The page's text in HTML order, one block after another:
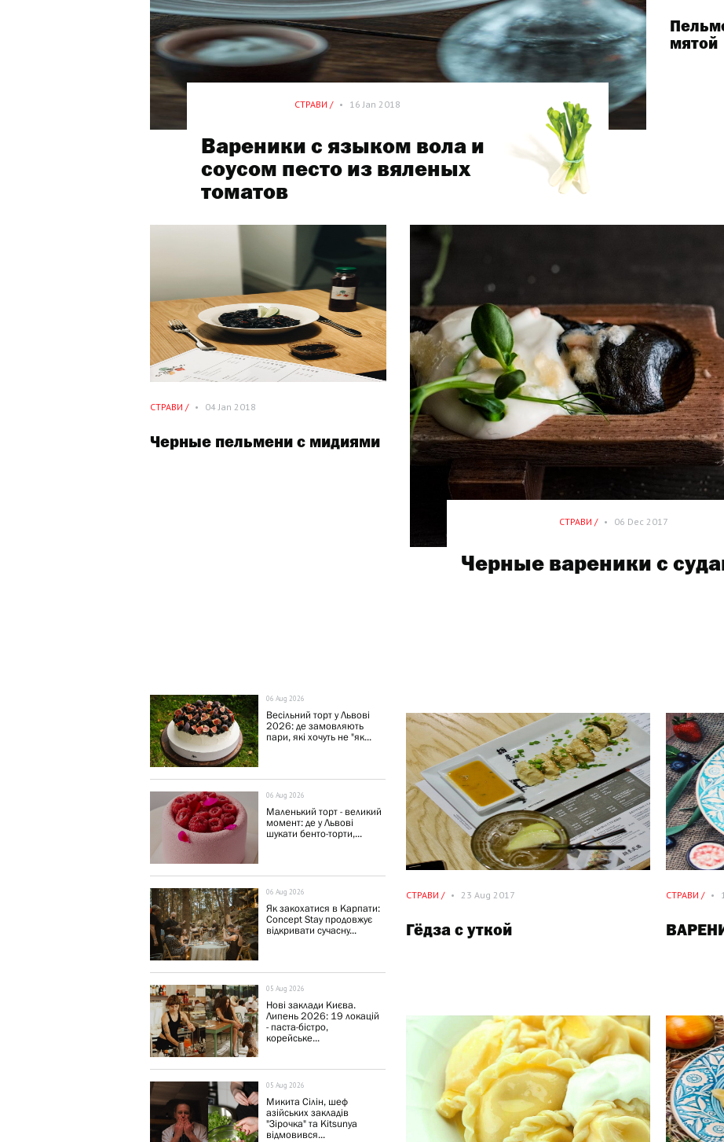
СТРАВИ / • 16 Jan 2018
Вареники с языком вола и
соусом песто из вяленых
томатов
мятой
СТРАВИ / • 04 Jan 2018
Черные пельмени с мидиями
СТРАВИ / • 06 Dec 2017
Черные вареники с
06 Aug 2026
Весільний торт у Львові
2026: де замовляють
пари, які хочуть не "як...
06 Aug 2026
Маленький торт - великий
момент: де у Львові
шукати бенто-торти,...
06 Aug 2026
Як закохатися в Карпати:
Concept Stay продовжує
відкривати сучасну...
05 Aug 2026
Нові заклади Києва.
Липень 2026: 19 локацій
- паста-бістро,
корейське...
05 Aug 2026
Микита Сілін, шеф
азійських закладів
"Зірочка" та Kitsunya
відмовився...
СТРАВИ / • 23 Aug 2017
Гёдза с уткой
СТРАВИ / •